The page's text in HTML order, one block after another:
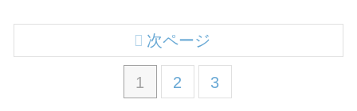
1 2 3
次ページ